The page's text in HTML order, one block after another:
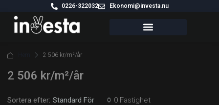
0226-322032 Ekonomi@investa.nu
2 506 kr/m²/år
2 506 kr/m²/år
0 Fastighet
Sortera efter: Standard För